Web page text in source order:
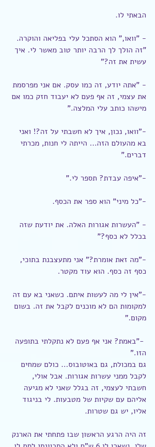
הבאתי לו.
- "וואו," הוא הסתכל עלי בפליאה והוקרה.
"זה הולך לך הרבה יותר טוב מאשר לי. איך
עשית את זה?"
- "אתה יודע, זה כמו עסק. אם אני מפרסמת
את עצמי, זה אף פעם לא יעבוד חזק כמו אם
מישהו כותב עלי המלצה."
-"וואו, נכון, איך לא חשבתי על זה?! ואני
בא מהעולם הזה... הייתה לי חנות, מכרתי
דברים."
-"איפה עבדת? תספר לי."
-"כל מיני" הוא ספר את הכסף.
- "העשרות אגורות האלה. את יודעת שזה
בכלל לא כסף?"
-"מה זאת אומרת?" אני מתעצבנת בתוכי,
כסף זה כסף. הוא עוד מקטר.
-"אין לי מה לעשות איתם. כשאני בא עם זה
למקומות הם לא מוכנים לקבל את זה. בשום
מקום."
-"באמת? אני אף פעם לא נתקלתי בתופעה
הזו."
גם במכולת, גם באוטובוס... כולם שמחים
לקבל ממני עשרות אגורות. אבל אולי,
חשבתי לעצמי, זה בגלל שאני לא מגיעה
אליהם עם שקיות של מטבעות. לי בניגוד
אליו, יש גם שטרות.
זה היה הרגע הראשון שבו פתחתי את הארנק